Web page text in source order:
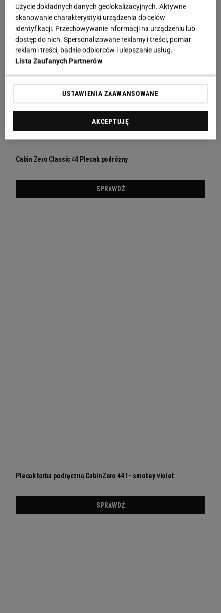
Użycie dokładnych danych geolokalizacyjnych. Aktywne
skanowanie charakterystyki urządzenia do celów
identyfikacji. Przechowywanie informacji na urządzeniu lub
dostęp do nich. Spersonalizowane reklamy i treści, pomiar
reklam i treści, badnie odbiorców i ulepszanie usług.
Lista Zaufanych Partnerów
USTAWIENIA ZAAWANSOWANE
AKCEPTUJĘ